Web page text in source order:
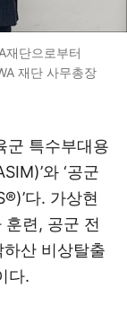
재단으로부터
재단 사무총장
군 특수부대용
와 ‘공군
다. 가상현
련, 공군 전
산 비상탈출
다.